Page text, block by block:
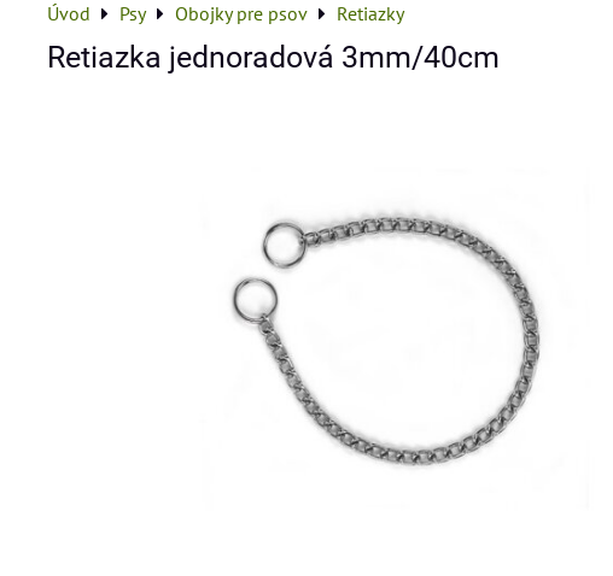
Úvod Psy Obojky pre psov Retiazky
Retiazka jednoradová 3mm/40cm